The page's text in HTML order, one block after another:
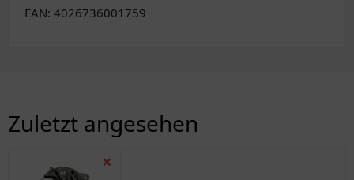
EAN: 4026736001759
Zuletzt angesehen
❌